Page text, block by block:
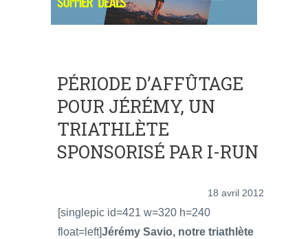
PÉRIODE D’AFFÛTAGE
POUR JÉRÉMY, UN
TRIATHLÈTE
SPONSORISÉ PAR I-RUN
18 avril 2012
[singlepic id=421 w=320 h=240
float=left]Jérémy Savio, notre triathlète